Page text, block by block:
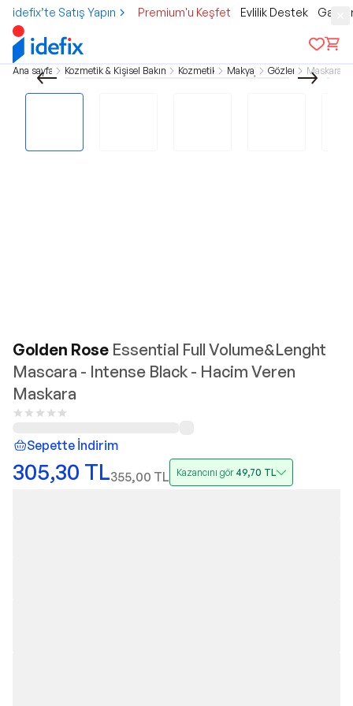
idefix’te Satış Yapın Premium'u Keşfet Evlilik Destek
Ana sayfa Kozmetik & Kişisel Bakım Kozmetik Makyaj Gözler Maskara
Golden Rose Essential Full Volume&Lenght
Mascara - Intense Black - Hacim Veren
Maskara
Sepette İndirim
305,30 TL355,00 TL Kazancını gör 49,70 TL